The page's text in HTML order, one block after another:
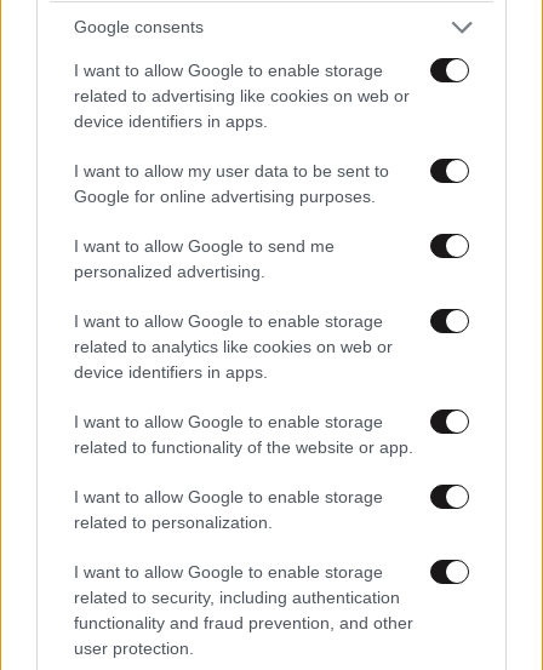
Google consents
I want to allow Google to enable storage
related to advertising like cookies on web or
device identifiers in apps.
I want to allow my user data to be sent to
Google for online advertising purposes.
I want to allow Google to send me
personalized advertising.
I want to allow Google to enable storage
related to analytics like cookies on web or
device identifiers in apps.
I want to allow Google to enable storage
related to functionality of the website or app.
I want to allow Google to enable storage
related to personalization.
I want to allow Google to enable storage
related to security, including authentication
functionality and fraud prevention, and other
user protection.
Πώς αλλάζει η τεχνητή νοημοσύνη τον
εγκέφαλό σας; «Είναι σαν το TikTok και η
φαιντανύλη να απέκτησαν παιδί»